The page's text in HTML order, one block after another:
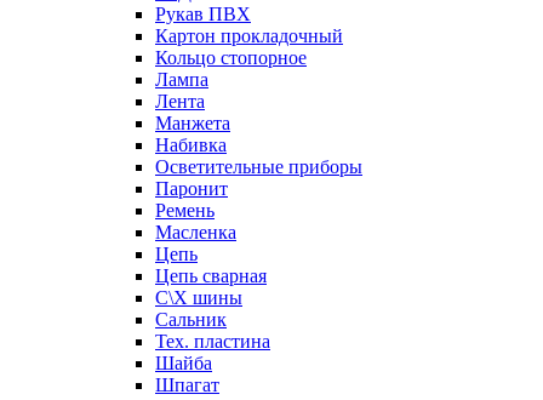
Рукав ПВХ
Картон прокладочный
Кольцо стопорное
Лампа
Лента
Манжета
Набивка
Осветительные приборы
Паронит
Ремень
Масленка
Цепь
Цепь сварная
С\Х шины
Сальник
Тех. пластина
Шайба
Шпагат